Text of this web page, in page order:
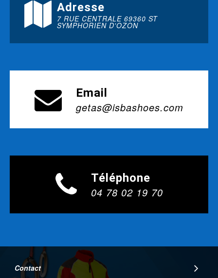
Adresse
7 RUE CENTRALE 69360 ST
SYMPHORIEN D'OZON
Email
getas@isbashoes.com
Téléphone
04 78 02 19 70
Contact